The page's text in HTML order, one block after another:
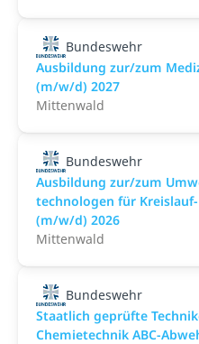
Bundeswehr
Ausbildung zur/zum
(m/w/d) 2027
Mittenwald
Bundeswehr
Ausbildung zur/zum
technologen für
(m/w/d) 2026
Mittenwald
Bundeswehr
Staatlich geprüfte
Chemietechnik ABC-